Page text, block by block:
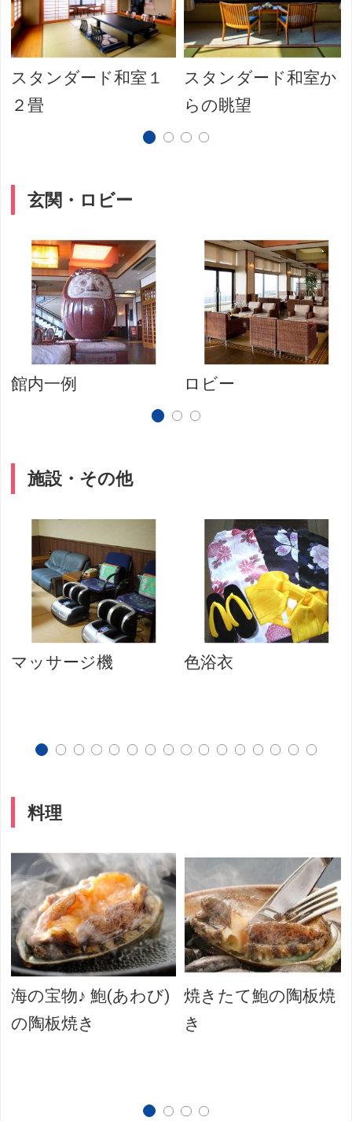
スタンダード和室１
２畳
スタンダード和室か
らの眺望
玄関・ロビー
館内一例 ロビー
施設・その他
マッサージ機 色浴衣
料理
海の宝物♪ 鮑(あわび)
の陶板焼き
焼きたて鮑の陶板焼
き